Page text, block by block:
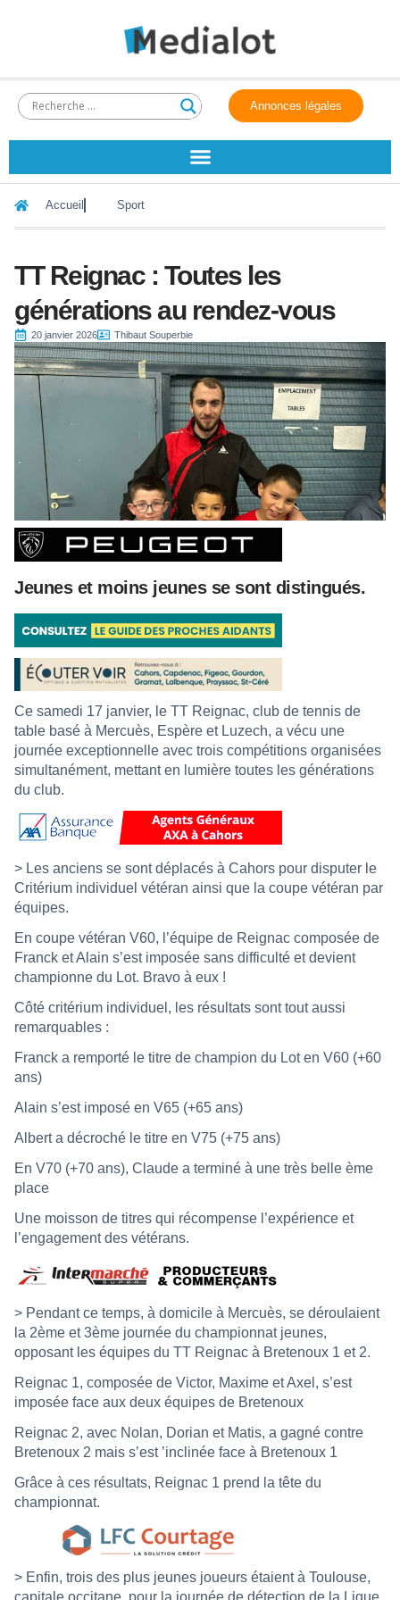
Annonces légales
Accueil Sport
TT Reignac : Toutes les
générations au rendez-vous
20 janvier 2026 Thibaut Souperbie
Jeunes et moins jeunes se sont distingués.
Ce samedi 17 janvier, le TT Reignac, club de tennis de
table basé à Mercuès, Espère et Luzech, a vécu une
journée exceptionnelle avec trois compétitions organisées
simultanément, mettant en lumière toutes les générations
du club.
> Les anciens se sont déplacés à Cahors pour disputer le
Critérium individuel vétéran ainsi que la coupe vétéran par
équipes.
En coupe vétéran V60, l’équipe de Reignac composée de
Franck et Alain s’est imposée sans difficulté et devient
championne du Lot. Bravo à eux !
Côté critérium individuel, les résultats sont tout aussi
remarquables :
Franck a remporté le titre de champion du Lot en V60 (+60
ans)
Alain s’est imposé en V65 (+65 ans)
Albert a décroché le titre en V75 (+75 ans)
En V70 (+70 ans), Claude a terminé à une très belle ème
place
Une moisson de titres qui récompense l’expérience et
l’engagement des vétérans.
> Pendant ce temps, à domicile à Mercuès, se déroulaient
la 2ème et 3ème journée du championnat jeunes,
opposant les équipes du TT Reignac à Bretenoux 1 et 2.
Reignac 1, composée de Victor, Maxime et Axel, s’est
imposée face aux deux équipes de Bretenoux
Reignac 2, avec Nolan, Dorian et Matis, a gagné contre
Bretenoux 2 mais s’est ’inclinée face à Bretenoux 1
Grâce à ces résultats, Reignac 1 prend la tête du
championnat.
> Enfin, trois des plus jeunes joueurs étaient à Toulouse,
capitale occitane, pour la journée de détection de la Ligue.